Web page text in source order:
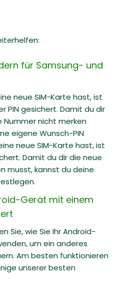
für Samsung- und
neue SIM-Karte hast, ist
PIN gesichert. Damit du dir
Nummer nicht merken
eigene Wunsch-PIN
neue SIM-Karte hast, ist
Damit du dir die neue
musst, kannst du deine
Gerät mit einem
Sie, wie Sie Ihr Android-
um ein anderes
Am besten funktionieren
unserer besten